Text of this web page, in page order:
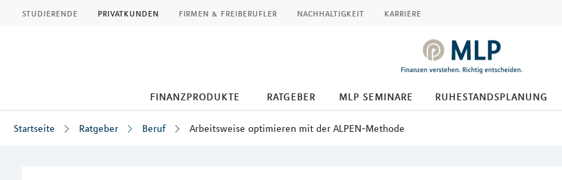
studierende privatkunden firmen & freiberufler nachhaltigkeit karriere
finanzprodukte ratgeber mlp seminare ruhestandsplanung
Startseite Ratgeber Beruf Arbeitsweise optimieren mit der ALPEN-Methode